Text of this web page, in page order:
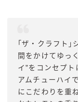
｢ザ・クラフト｣
間をかけてゆっ
イ”をコンセプ
アムチューハイ
にこだわりを重